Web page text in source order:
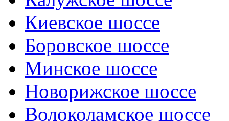
Киевское шоссе
Боровское шоссе
Минское шоссе
Новорижское шоссе
Волоколамское шоссе